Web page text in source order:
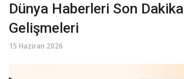
Dünya Haberleri Son Dakika
Gelişmeleri
15 Haziran 2026